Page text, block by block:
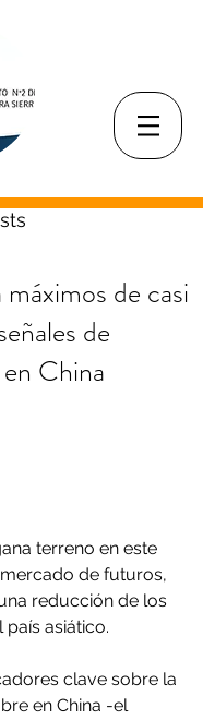
de casi
de
China
terreno en este
de futuros,
reducción de los
país asiático.
clave sobre la
en China -el